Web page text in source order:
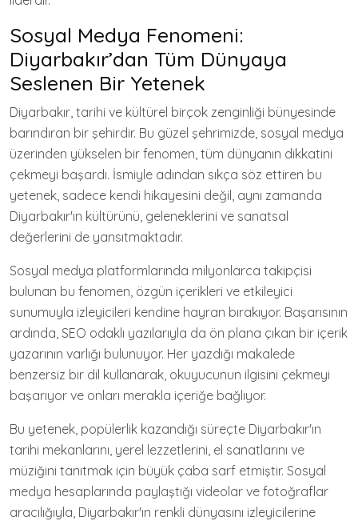
Sosyal Medya Fenomeni:
Diyarbakır’dan Tüm Dünyaya
Seslenen Bir Yetenek
Diyarbakır, tarihi ve kültürel birçok zenginliği bünyesinde
barındıran bir şehirdir. Bu güzel şehrimizde, sosyal medya
üzerinden yükselen bir fenomen, tüm dünyanın dikkatini
çekmeyi başardı. İsmiyle adından sıkça söz ettiren bu
yetenek, sadece kendi hikayesini değil, aynı zamanda
Diyarbakır'ın kültürünü, geleneklerini ve sanatsal
değerlerini de yansıtmaktadır.
Sosyal medya platformlarında milyonlarca takipçisi
bulunan bu fenomen, özgün içerikleri ve etkileyici
sunumuyla izleyicileri kendine hayran bırakıyor. Başarısının
ardında, SEO odaklı yazılarıyla da ön plana çıkan bir içerik
yazarının varlığı bulunuyor. Her yazdığı makalede
benzersiz bir dil kullanarak, okuyucunun ilgisini çekmeyi
başarıyor ve onları merakla içeriğe bağlıyor.
Bu yetenek, popülerlik kazandığı süreçte Diyarbakır'ın
tarihi mekanlarını, yerel lezzetlerini, el sanatlarını ve
müziğini tanıtmak için büyük çaba sarf etmiştir. Sosyal
medya hesaplarında paylaştığı videolar ve fotoğraflar
aracılığıyla, Diyarbakır'ın renkli dünyasını izleyicilerine